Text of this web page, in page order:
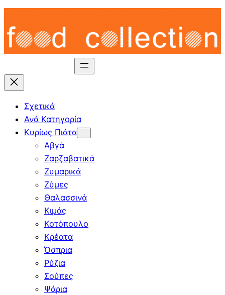
Skip
content
Σχετικά
Ανά Κατηγορία
Κυρίως Πιάτα
Αβγά
Ζαρζαβατικά
Ζυμαρικά
Ζύμες
Θαλασσινά
Κιμάς
Κοτόπουλο
Κρέατα
Όσπρια
Ρύζια
Σούπες
Ψάρια